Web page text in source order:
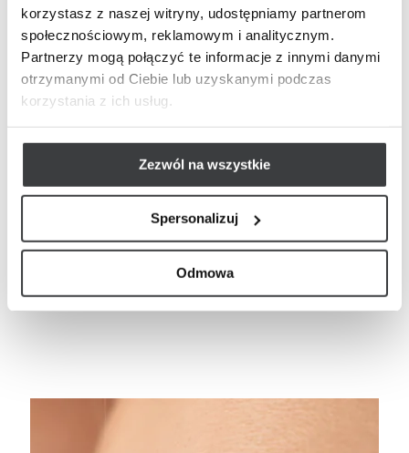
korzystasz z naszej witryny, udostępniamy partnerom
społecznościowym, reklamowym i analitycznym.
Partnerzy mogą połączyć te informacje z innymi danymi
otrzymanymi od Ciebie lub uzyskanymi podczas
korzystania z ich usług.
Zezwól na wszystkie
Spersonalizuj
Odmowa